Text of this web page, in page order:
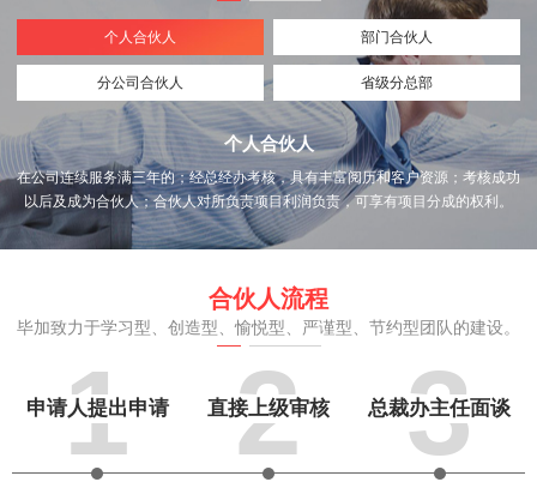
受分公司所有项目的分成权利。
受省级分总部所有项目的分成权利。
个人合伙人 部门合伙人
分公司合伙人 省级分总部
个人合伙人
在公司连续服务满三年的；经总经办考核，具有丰富阅历和客户资源；考核成功
以后及成为合伙人；合伙人对所负责项目利润负责，可享有项目分成的权利。
合伙人流程
毕加致力于学习型、创造型、愉悦型、严谨型、节约型团队的建设。
1
申请人提出申请 2
直接上级审核 3
总裁办主任面谈